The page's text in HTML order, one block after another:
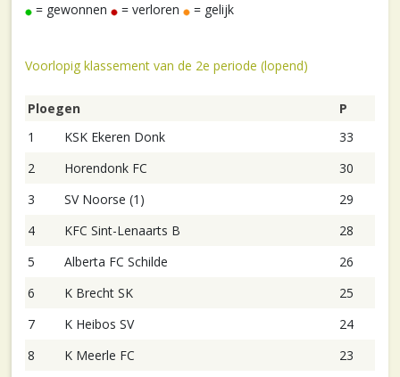
= gewonnen = verloren = gelijk
Voorlopig klassement van de 2e periode (lopend)
Ploegen
P
1
KSK Ekeren Donk
33
2
Horendonk FC
30
3
SV Noorse (1)
29
4
KFC Sint-Lenaarts B
28
5
Alberta FC Schilde
26
6
K Brecht SK
25
7
K Heibos SV
24
8
K Meerle FC
23